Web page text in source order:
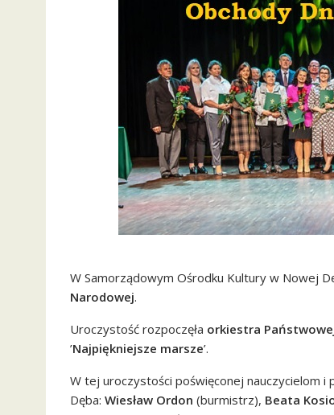
W Samorządowym Ośrodku Kultury w Nowej
Narodowej.
Uroczystość rozpoczęła orkiestra
’Najpiękniejsze marsze’.
W tej uroczystości poświęconej nauczycielom
Dęba: Wiesław Ordon (burmistrz), Beata